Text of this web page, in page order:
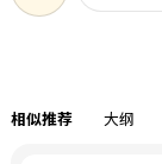
相似推荐 大纲